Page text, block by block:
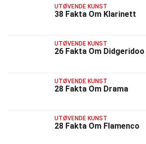
UTØVENDE KUNST
38 Fakta Om Klarinett
UTØVENDE KUNST
26 Fakta Om Didgeridoo
UTØVENDE KUNST
28 Fakta Om Drama
UTØVENDE KUNST
28 Fakta Om Flamenco